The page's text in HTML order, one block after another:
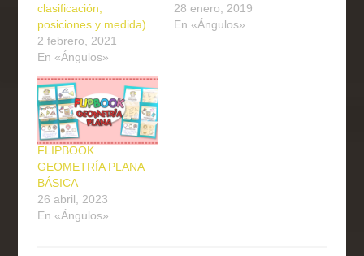
clasificación,
posiciones y medida)
2 febrero, 2021
En «Ángulos»
28 enero, 2019
En «Ángulos»
FLIPBOOK
GEOMETRÍA PLANA
BÁSICA
26 abril, 2023
En «Ángulos»